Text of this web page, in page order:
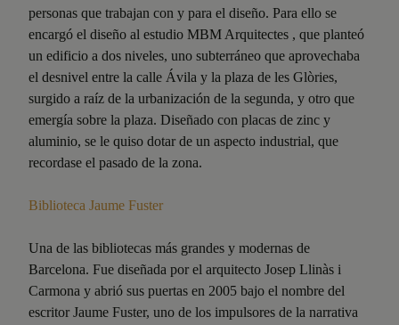
personas que trabajan con y para el diseño. Para ello se
encargó el diseño al estudio MBM Arquitectes , que planteó
un edificio a dos niveles, uno subterráneo que aprovechaba
el desnivel entre la calle Ávila y la plaza de les Glòries,
surgido a raíz de la urbanización de la segunda, y otro que
emergía sobre la plaza. Diseñado con placas de zinc y
aluminio, se le quiso dotar de un aspecto industrial, que
recordase el pasado de la zona.
Biblioteca Jaume Fuster
Una de las bibliotecas más grandes y modernas de
Barcelona. Fue diseñada por el arquitecto Josep Llinàs i
Carmona y abrió sus puertas en 2005 bajo el nombre del
escritor Jaume Fuster, uno de los impulsores de la narrativa